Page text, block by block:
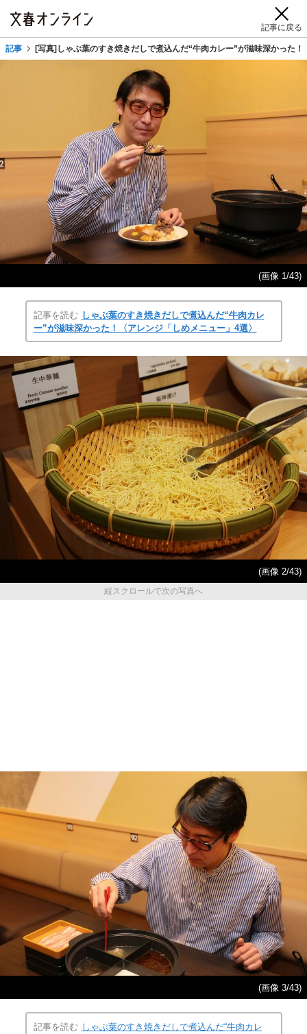
記事に戻る
記事 [写真]しゃぶ葉のすき焼きだしで煮込んだ“牛肉カレー”が滋味深かった
(画像 1/43)
記事を読む しゃぶ葉のすき焼きだしで煮込んだ“牛肉カレ
ー”が滋味深かった！〈アレンジ「しめメニュー」4選〉
(画像 2/43)
縦スクロールで次の写真へ
(画像 3/43)
記事を読む しゃぶ葉のすき焼きだしで煮込んだ“牛肉カレ